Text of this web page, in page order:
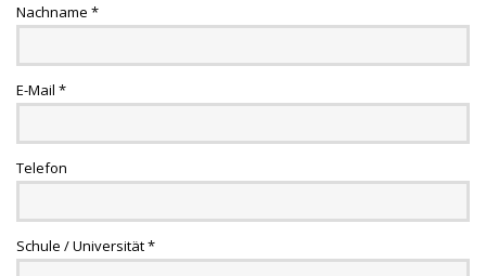
Schweiz (DE)
Nachname *
E-Mail *
Telefon
Schule / Universität *